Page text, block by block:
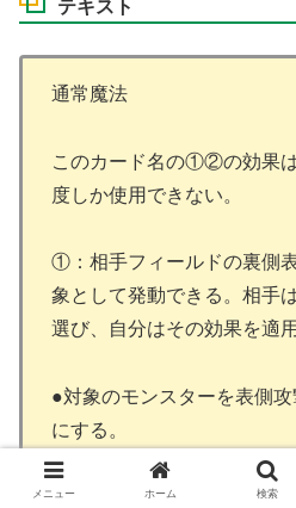
テキスト
通常魔法
このカード名の①②の効果
度しか使用できない。
①：相手フィールドの裏側
象として発動できる。相手
選び、自分はその効果を適用
●対象のモンスターを表側
にする。
●対象のモンスターを墓地
メニュー ホーム 検索